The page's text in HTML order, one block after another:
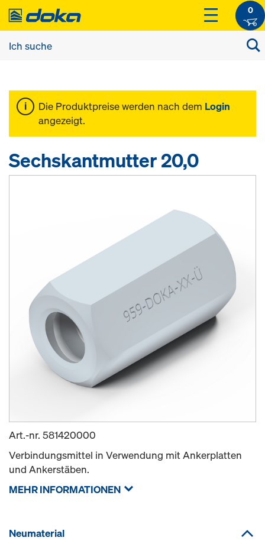
0
Die Produktpreise werden nach dem Login
angezeigt.
Sechskantmutter 20,0
Art.-nr. 581420000
Verbindungsmittel in Verwendung mit Ankerplatten
und Ankerstäben.
MEHR INFORMATIONEN
Neumaterial